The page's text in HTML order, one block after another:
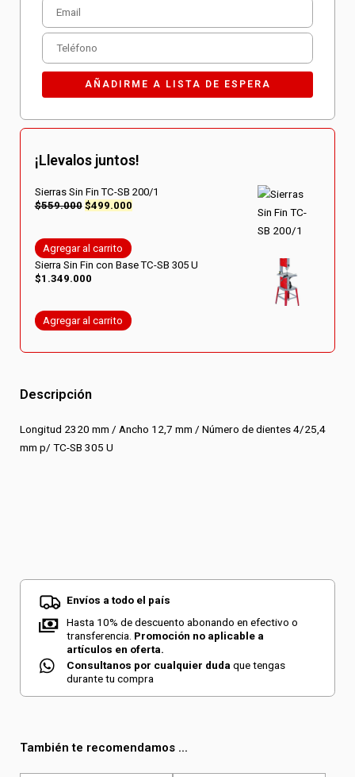
¡Llevalos juntos!
Sierras Sin Fin TC-SB 200/1
$559.000 $499.000
Agregar al carrito
Sierra Sin Fin con Base TC-SB 305 U
$1.349.000
Agregar al carrito
Descripción
Longitud 2320 mm / Ancho 12,7 mm / Número de dientes 4/25,4
mm p/ TC-SB 305 U
Envíos a todo el país
Hasta 10% de descuento abonando en efectivo o
transferencia. Promoción no aplicable a
artículos en oferta.
Consultanos por cualquier duda que tengas
durante tu compra
También te recomendamos ...